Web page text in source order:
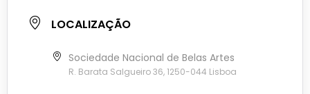
LOCALIZAÇÃO
Sociedade Nacional de Belas Artes
R. Barata Salgueiro 36, 1250-044 Lisboa